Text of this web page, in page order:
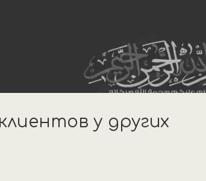
у других